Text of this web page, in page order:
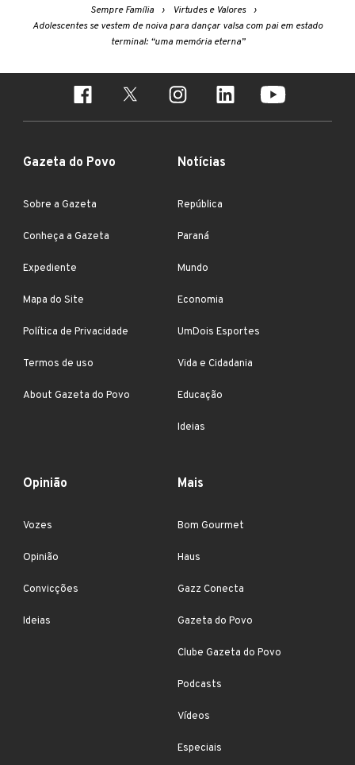
Sempre Família
Virtudes e Valores
Adolescentes se vestem de noiva para dançar valsa com pai em estado
terminal: “uma memória eterna”
Gazeta do Povo
Sobre a Gazeta
Conheça a Gazeta
Expediente
Mapa do Site
Política de Privacidade
Termos de uso
About Gazeta do Povo
Notícias
República
Paraná
Mundo
Economia
UmDois Esportes
Vida e Cidadania
Educação
Ideias
Opinião
Vozes
Opinião
Convicções
Ideias
Mais
Bom Gourmet
Haus
Gazz Conecta
Gazeta do Povo
Clube Gazeta do Povo
Podcasts
Vídeos
Especiais